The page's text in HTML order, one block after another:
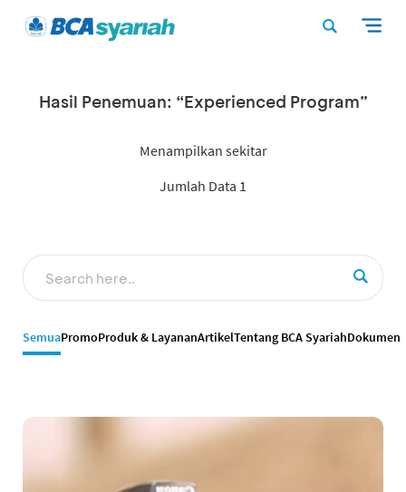
Hasil Penemuan: “Experienced Program”
Menampilkan sekitar
Jumlah Data 1
SemuaPromoProduk & LayananArtikelTentang BCA SyariahDokumen